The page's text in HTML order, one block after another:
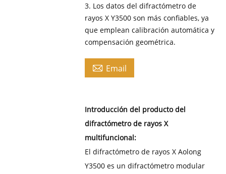
3. Los datos del difractómetro de
rayos X Y3500 son más confiables, ya
que emplean calibración automática y
compensación geométrica.
 Email
Introducción del producto del
difractómetro de rayos X
multifuncional:
El difractómetro de rayos X Aolong
Y3500 es un difractómetro modular